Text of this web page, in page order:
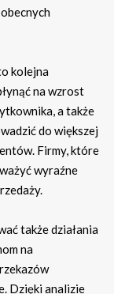
kolejna
na wzrost
a także
do większej
Firmy, które
wyraźne
także działania
na
Dzięki analizie